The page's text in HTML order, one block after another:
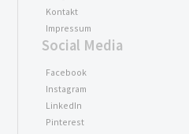
Kontakt
Impressum
Social Media
Facebook
Instagram
LinkedIn
Pinterest